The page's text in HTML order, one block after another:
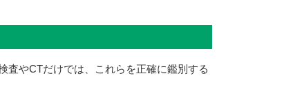
査やCTだけでは、これらを正確に鑑別する